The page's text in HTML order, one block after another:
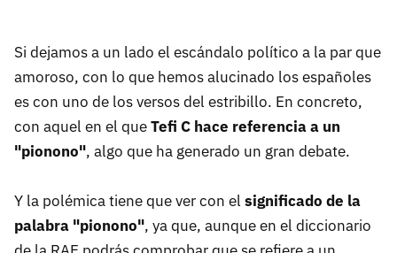
Si dejamos a un lado el escándalo político a la par que
amoroso, con lo que hemos alucinado los españoles
es con uno de los versos del estribillo. En concreto,
con aquel en el queTefi C hace referencia a un
"pionono", algo que ha generado un gran debate.
Y la polémica tiene que ver con el significado de la
palabra "pionono", ya que, aunque en el diccionario